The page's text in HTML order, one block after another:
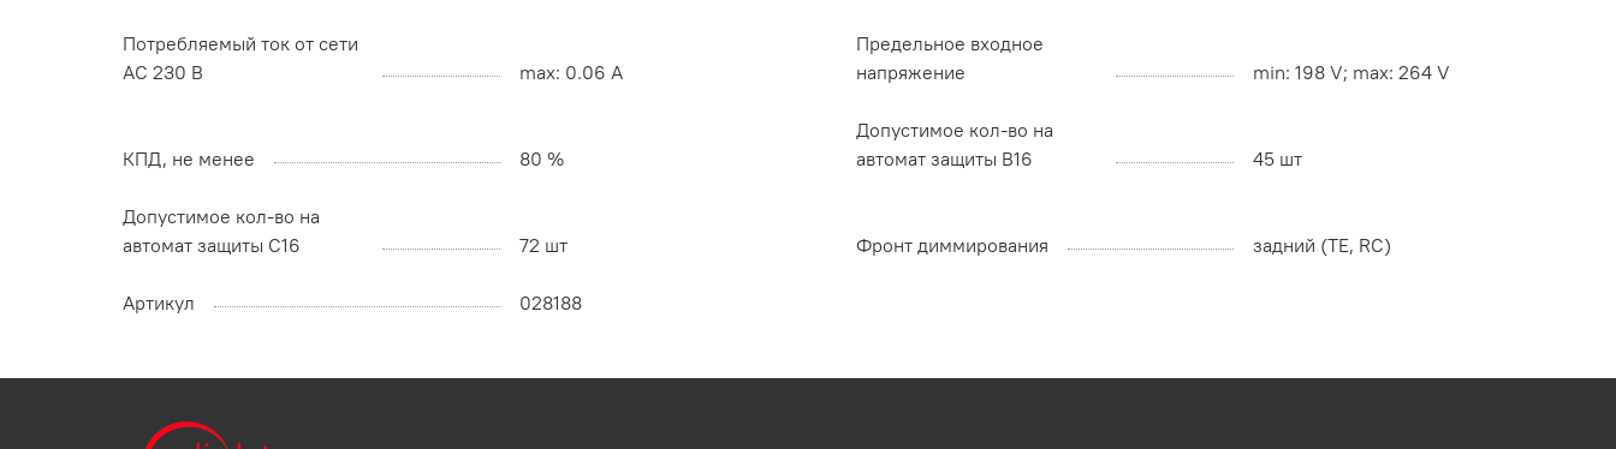
Потребляемый ток от сети
AC 230 В
max: 0.06 A
Предельное входное
напряжение
min: 198 V; max: 264 V
КПД, не менее 80 %
Допустимое кол-во на
автомат защиты B16
45 шт
Допустимое кол-во на
автомат защиты C16
72 шт Фронт диммирования задний (TE, RC)
Артикул 028188